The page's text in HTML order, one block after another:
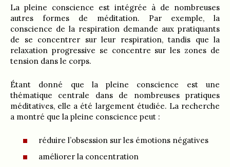
La pleine conscience est intégrée à de nombreuses
autres formes de méditation. Par exemple, la
conscience de la respiration demande aux pratiquants
de se concentrer sur leur respiration, tandis que la
relaxation progressive se concentre sur les zones de
tension dans le corps.
Étant donné que la pleine conscience est une
thématique centrale dans de nombreuses pratiques
méditatives, elle a été largement étudiée. La recherche
a montré que la pleine conscience peut :
réduire l’obsession sur les émotions négatives
améliorer la concentration